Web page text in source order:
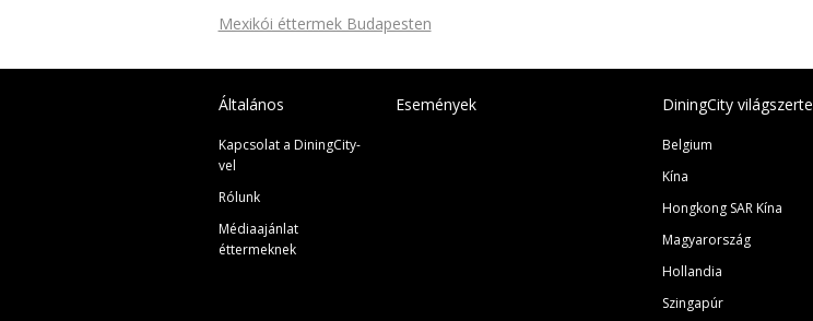
Mexikói éttermek Budapesten
Általános
Kapcsolat a DiningCity-
vel
Rólunk
Médiaajánlat
éttermeknek
Események DiningCity világszerte
Belgium
Kína
Hongkong SAR Kína
Magyarország
Hollandia
Szingapúr